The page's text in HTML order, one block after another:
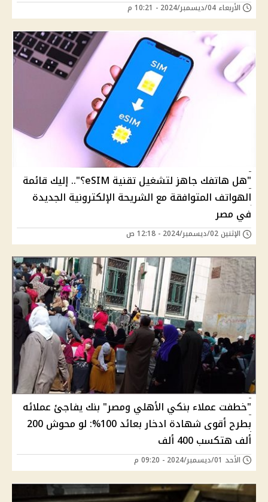
الأربعاء 04/ديسمبر/2024 - 10:21 م
"هل هاتفك جاهز لتشغيل تقنية eSIM؟".. إليك قائمة
الهواتف المتوافقة مع الشريحة الإلكترونية الجديدة
في مصر
الإثنين 02/ديسمبر/2024 - 12:18 ص
"خطفت عملاء بنكي الأهلي ومصر" بنك يفاجئ عملائه
بطرح أقوى شهادة ادخار بعائد 100%: لو محوش 200
ألف هتكسب 400 ألف
الأحد 01/ديسمبر/2024 - 09:20 م